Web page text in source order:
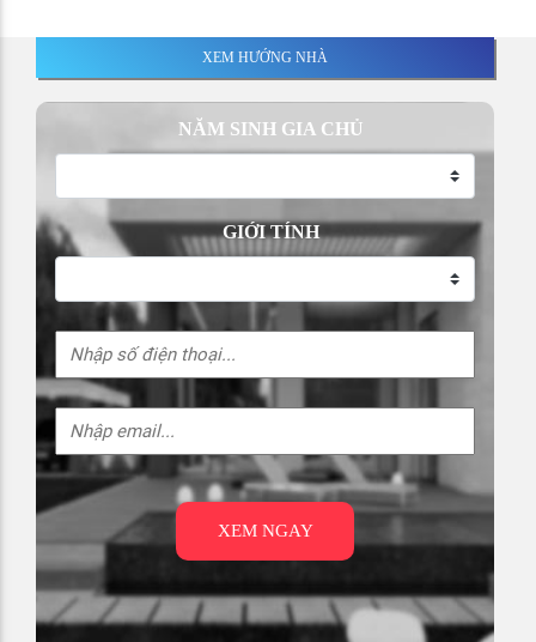
XEM HƯỚNG NHÀ
NĂM SINH GIA CHỦ
GIỚI TÍNH
XEM NGAY